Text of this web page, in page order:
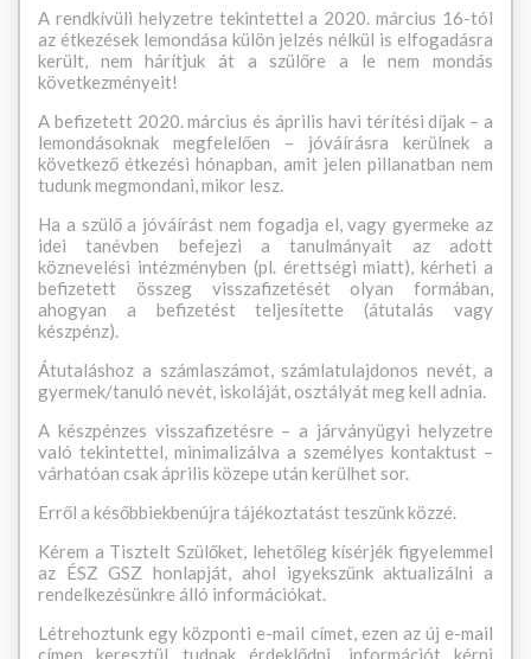
A rendkívüli helyzetre tekintettel a 2020. március 16-tól
az étkezések lemondása külön jelzés nélkül is elfogadásra
került, nem hárítjuk át a szülőre a le nem mondás
következményeit!
A befizetett 2020. március és április havi térítési díjak – a
lemondásoknak megfelelően – jóváírásra kerülnek a
következő étkezési hónapban, amit jelen pillanatban nem
tudunk megmondani, mikor lesz.
Ha a szülő a jóváírást nem fogadja el, vagy gyermeke az
idei tanévben befejezi a tanulmányait az adott
köznevelési intézményben (pl. érettségi miatt), kérheti a
befizetett összeg visszafizetését olyan formában,
ahogyan a befizetést teljesítette (átutalás vagy
készpénz).
Átutaláshoz a számlaszámot, számlatulajdonos nevét, a
gyermek/tanuló nevét, iskoláját, osztályát meg kell adnia.
A készpénzes visszafizetésre – a járványügyi helyzetre
való tekintettel, minimalizálva a személyes kontaktust –
várhatóan csak április közepe után kerülhet sor.
Erről a későbbiekbenújra tájékoztatást teszünk közzé.
Kérem a Tisztelt Szülőket, lehetőleg kísérjék figyelemmel
az ÉSZ GSZ honlapját, ahol igyekszünk aktualizálni a
rendelkezésünkre álló információkat.
Létrehoztunk egy központi e-mail címet, ezen az új e-mail
címen keresztül tudnak érdeklődni, információt kérni